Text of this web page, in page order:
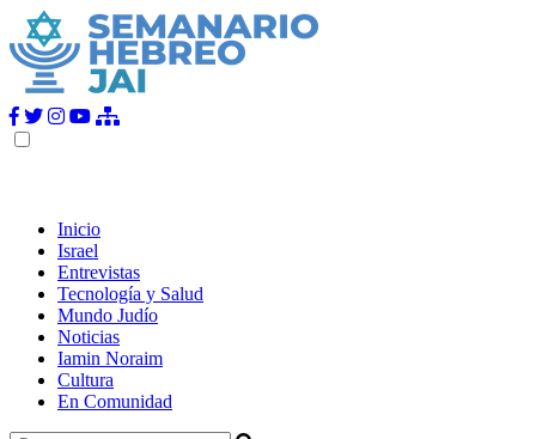
Inicio
Israel
Entrevistas
Tecnología y Salud
Mundo Judío
Noticias
Iamin Noraim
Cultura
En Comunidad